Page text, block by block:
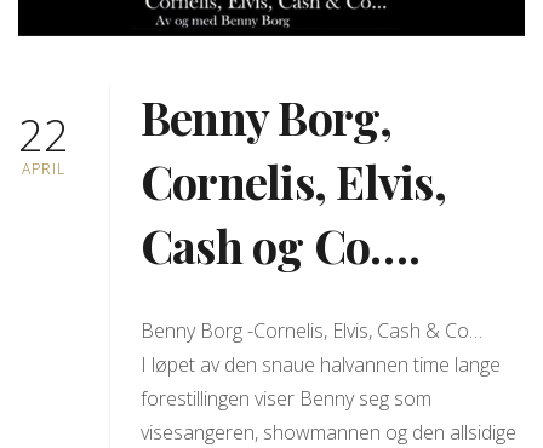
22
APRIL
Benny Borg,
Cornelis, Elvis,
Cash og Co….
Benny Borg -Cornelis, Elvis, Cash & Co…
I løpet av den snaue halvannen time lange
forestillingen viser Benny seg som
visesangeren, showmannen og den allsidige